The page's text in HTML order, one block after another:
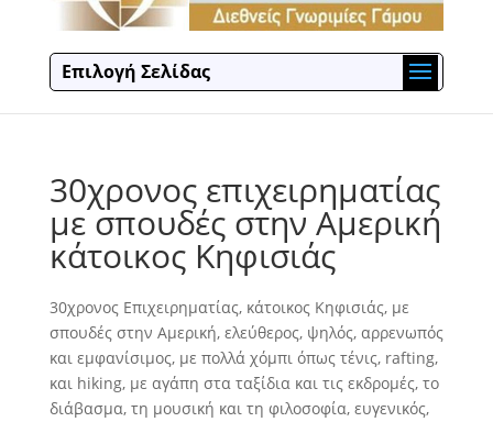
Επιλογή Σελίδας
30χρονος επιχειρηματίας
με σπουδές στην Αμερική
κάτοικος Κηφισιάς
30χρονος Επιχειρηματίας, κάτοικος Κηφισιάς, με
σπουδές στην Αμερική, ελεύθερος, ψηλός, αρρενωπός
και εμφανίσιμος, με πολλά χόμπι όπως τένις, rafting,
και hiking, με αγάπη στα ταξίδια και τις εκδρομές, το
διάβασμα, τη μουσική και τη φιλοσοφία, ευγενικός,